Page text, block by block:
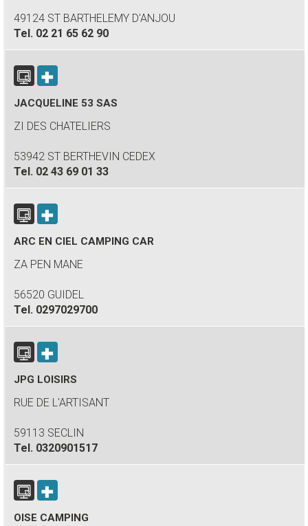
49124 ST BARTHELEMY D'ANJOU
Tel. 02 21 65 62 90
JACQUELINE 53 SAS
ZI DES CHATELIERS
53942 ST BERTHEVIN CEDEX
Tel. 02 43 69 01 33
ARC EN CIEL CAMPING CAR
ZA PEN MANE
56520 GUIDEL
Tel. 0297029700
JPG LOISIRS
RUE DE L'ARTISANT
59113 SECLIN
Tel. 0320901517
OISE CAMPING